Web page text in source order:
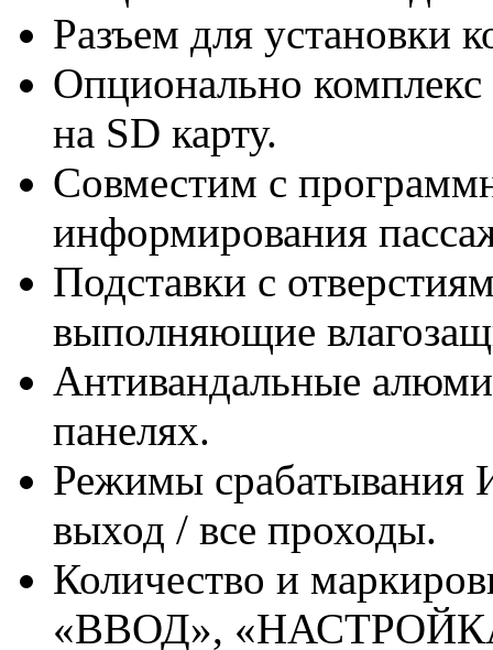
Разъем для установки
Опционально комплекс
на SD карту.
Совместим с
информирования
Подставки с
выполняющие
Антивандальные
панелях.
Режимы срабатывания
выход / все проходы.
Количество и
«ВВОД»,